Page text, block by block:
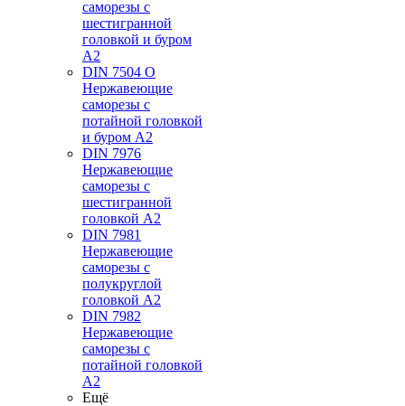
саморезы с
шестигранной
головкой и буром
А2
DIN 7504 O
Нержавеющие
саморезы с
потайной головкой
и буром А2
DIN 7976
Нержавеющие
саморезы с
шестигранной
головкой А2
DIN 7981
Нержавеющие
саморезы с
полукруглой
головкой А2
DIN 7982
Нержавеющие
саморезы с
потайной головкой
А2
Ещё